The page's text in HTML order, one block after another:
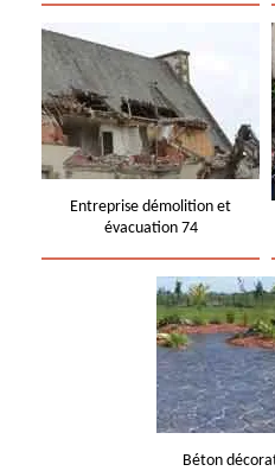
Entreprise démolition et
évacuation 74
Béton